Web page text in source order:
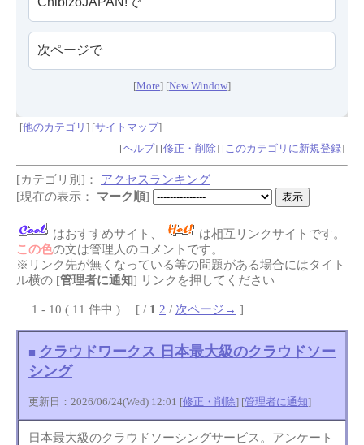
[More] [New Window]
[他のカテゴリ ] [サイトマップ]
[ヘルプ] [修正・削除] [ このカテゴリに新規登録]
[カテゴリ別]： アクセスランキング
[現在の表示：
マーク順]
はおすすめサイト、
は相互リンクサイトです。
この色の文は管理人のコメントです。
※リンク先が無くなっている等の問題がある場合にはタイト
ル横の [管理者に通知] リンクを押してください
1 - 10 ( 11 件中 ) [ / 1 2 / 次ページ→ ]
■ クラウドワークス 日本最大級のクラウドソー
シング
更新日：2026/06/24(Wed) 12:01 [修正・削除] [管理者に通知]
日本最大級のクラウドソーシングサービス。アンケート